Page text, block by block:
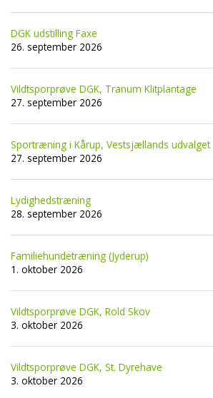
DGK udstilling Faxe
26. september 2026
Vildtsporprøve DGK, Tranum Klitplantage
27. september 2026
Sportræning i Kårup, Vestsjællands udvalget
27. september 2026
Lydighedstræning
28. september 2026
Familiehundetræning (Jyderup)
1. oktober 2026
Vildtsporprøve DGK, Rold Skov
3. oktober 2026
Vildtsporprøve DGK, St. Dyrehave
3. oktober 2026